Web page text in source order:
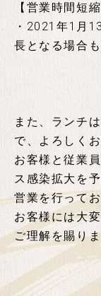
【営業時間短
・2021年1月
長となる場合
また、ランチ
で、よろしく
お客様と従業
ス感染拡大を
営業を行って
お客様には大
ご理解を賜り